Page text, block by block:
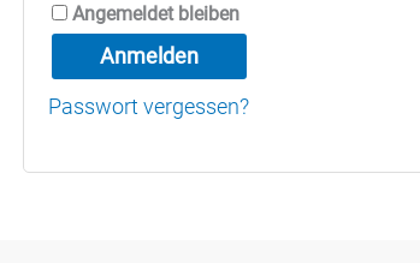
Angemeldet bleiben
Anmelden
Passwort vergessen?